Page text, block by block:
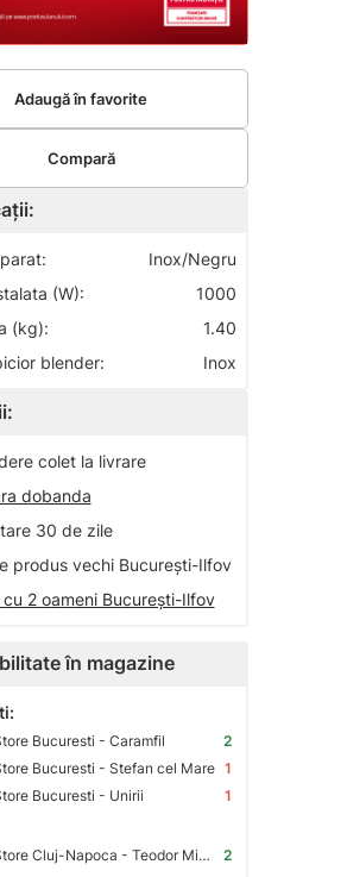
Inox/Negru
(W):
1000
(kg):
1.40
blender:
Inox
colet la livrare
dobanda
30 de zile
produs vechi București-Ilfov
cu 2 oameni București-Ilfov
în magazine
Bucuresti - Caramfil
2
Bucuresti - Stefan cel Mare 1
Bucuresti - Unirii
1
Premium Store Cluj-Napoca - Teodor Mihali 2
Adaugă în favorite
Compară